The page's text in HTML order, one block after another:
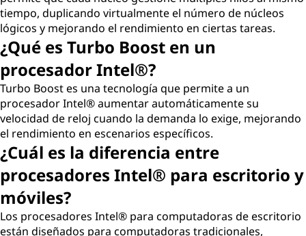
tiempo, duplicando virtualmente el número de núcleos
lógicos y mejorando el rendimiento en ciertas tareas.
¿Qué es Turbo Boost en un
procesador Intel®?
Turbo Boost es una tecnología que permite a un
procesador Intel® aumentar automáticamente su
velocidad de reloj cuando la demanda lo exige, mejorando
el rendimiento en escenarios específicos.
¿Cuál es la diferencia entre
procesadores Intel® para escritorio y
móviles?
Los procesadores Intel® para computadoras de escritorio
están diseñados para computadoras tradicionales,